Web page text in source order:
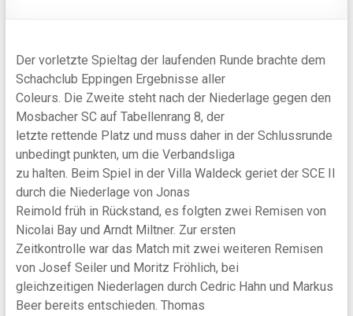
Der vorletzte Spieltag der laufenden Runde brachte dem
Schachclub Eppingen Ergebnisse aller
Coleurs. Die Zweite steht nach der Niederlage gegen den
Mosbacher SC auf Tabellenrang 8, der
letzte rettende Platz und muss daher in der Schlussrunde
unbedingt punkten, um die Verbandsliga
zu halten. Beim Spiel in der Villa Waldeck geriet der SCE II
durch die Niederlage von Jonas
Reimold früh in Rückstand, es folgten zwei Remisen von
Nicolai Bay und Arndt Miltner. Zur ersten
Zeitkontrolle war das Match mit zwei weiteren Remisen
von Josef Seiler und Moritz Fröhlich, bei
gleichzeitigen Niederlagen durch Cedric Hahn und Markus
Beer bereits entschieden. Thomas